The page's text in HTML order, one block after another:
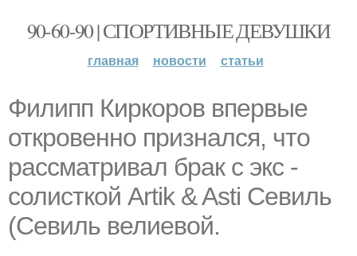
90-60-90 | СПОРТИВНЫЕ ДЕВУШКИ
главная новости статьи
Филипп Киркоров впервые
откровенно признался, что
рассматривал брак с экс -
солисткой Artik & Asti Севиль
(Севиль велиевой.